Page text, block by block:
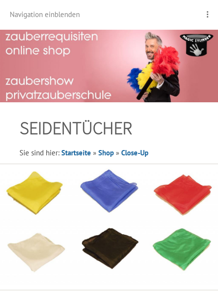
Navigation einblenden
SEIDENTÜCHER
Sie sind hier: Startseite » Shop » Close-Up